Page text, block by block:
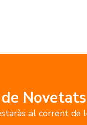
Novetats
al corrent de